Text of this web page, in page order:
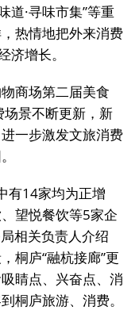
道·寻味市集”等重
热情地把外来消费
济增长。
商场第二届美食
景不断更新，新
一步激发文旅消费
有14家均为正增
望悦餐饮等5家企
相关负责人介绍
桐庐“融杭接廊”更
睛点、兴奋点、消
桐庐旅游、消费。